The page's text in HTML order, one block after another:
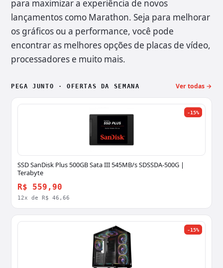
para maximizar a experiência de novos
lançamentos como Marathon. Seja para melhorar
os gráficos ou a performance, você pode
encontrar as melhores opções de placas de vídeo,
processadores e muito mais.
PEGA JUNTO · OFERTAS DA SEMANA Ver todas →
-15%
SSD SanDisk Plus 500GB Sata III 545MB/s SDSSDA-500G |
Terabyte
R$ 559,90
12x de R$ 46,66
-15%